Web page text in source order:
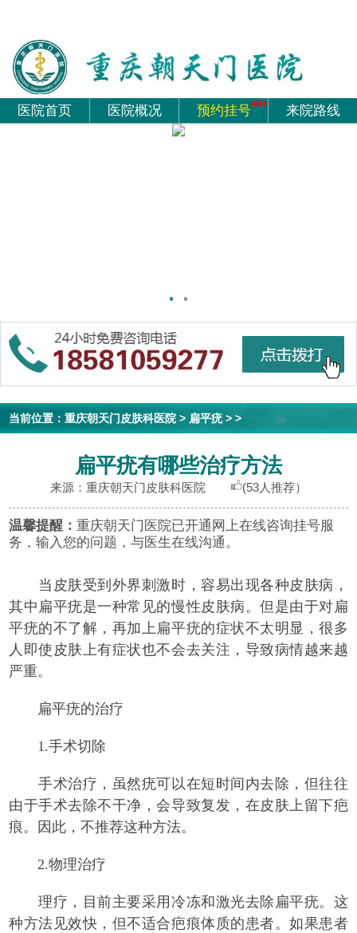
医院首页 医院概况 预约挂号 来院路线
当前位置：重庆朝天门皮肤科医院> 扁平疣> >
扁平疣有哪些治疗方法
来源：重庆朝天门皮肤科医院 (53人推荐）
温馨提醒：重庆朝天门医院已开通网上在线咨询挂号服
务，输入您的问题，与医生在线沟通。
当皮肤受到外界刺激时，容易出现各种皮肤病，
其中扁平疣是一种常见的慢性皮肤病。但是由于对扁
平疣的不了解，再加上扁平疣的症状不太明显，很多
人即使皮肤上有症状也不会去关注，导致病情越来越
严重。
扁平疣的治疗
1.手术切除
手术治疗，虽然疣可以在短时间内去除，但往往
由于手术去除不干净，会导致复发，在皮肤上留下疤
痕。因此，不推荐这种方法。
2.物理治疗
理疗，目前主要采用冷冻和激光去除扁平疣。这
种方法见效快，但不适合疤痕体质的患者。如果患者